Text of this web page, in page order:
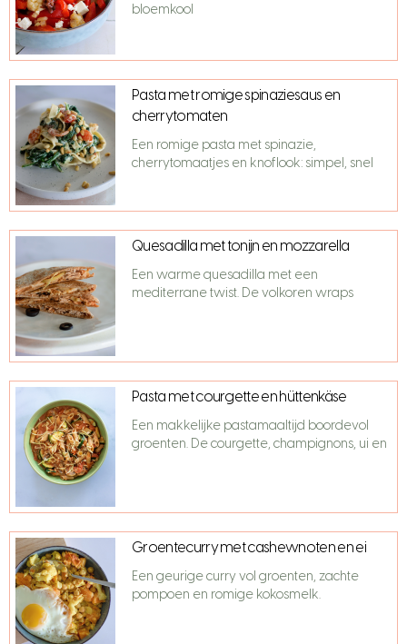
bloemkool
Pasta met romige spinaziesaus en
cherrytomaten
Een romige pasta met spinazie,
cherrytomaatjes en knoflook: simpel, snel
Quesadilla met tonijn en mozzarella
Een warme quesadilla met een
mediterrane twist. De volkoren wraps
Pasta met courgette en hüttenkäse
Een makkelijke pastamaaltijd boordevol
groenten. De courgette, champignons, ui en
Groentecurry met cashewnoten en ei
Een geurige curry vol groenten, zachte
pompoen en romige kokosmelk.